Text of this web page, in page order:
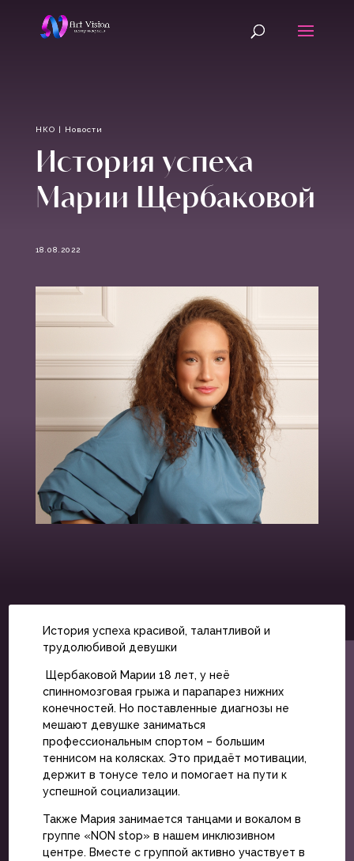
НКО | Новости
История успеха
Марии Щербаковой
18.08.2022
История успеха красивой, талантливой и
трудолюбивой девушки
Щербаковой Марии 18 лет, у неё
спинномозговая грыжа и парапарез нижних
конечностей. Но поставленные диагнозы не
мешают девушке заниматься
профессиональным спортом – большим
теннисом на колясках. Это придаёт мотивации,
держит в тонусе тело и помогает на пути к
успешной социализации.
Также Мария занимается танцами и вокалом в
группе «NON stop» в нашем инклюзивном
центре. Вместе с группой активно участвует в